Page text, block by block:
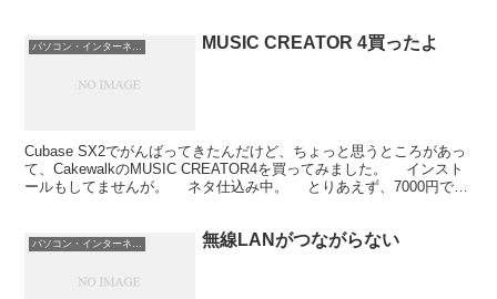
MUSIC CREATOR 4買ったよ
Cubase SX2でがんばってきたんだけど、ちょっと思うところがあっ
て、CakewalkのMUSIC CREATOR4を買ってみました。 インスト
ールもしてませんが。 ネタ仕込み中。 とりあえず、7000円でル
無線LANがつながらない